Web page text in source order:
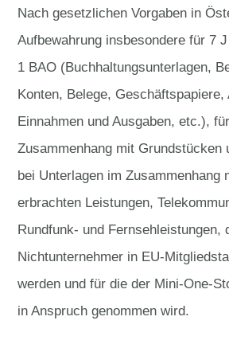
Nach gesetzlichen Vorgaben in
Aufbewahrung insbesondere für 7
1 BAO (Buchhaltungsunterlagen,
Konten, Belege, Geschäftspapiere,
Einnahmen und Ausgaben, etc.),
Zusammenhang mit Grundstücken
bei Unterlagen im Zusammenhang
erbrachten Leistungen,
Rundfunk- und Fernsehleistungen,
Nichtunternehmer in EU-
werden und für die der Mini-One-
in Anspruch genommen wird.